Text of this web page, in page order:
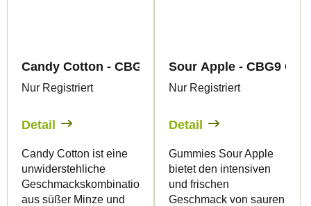
Candy Cotton - CBG9 Gummies - Canapuff
Nur Registriert
Detail
Candy Cotton ist eine
unwiderstehliche
Geschmackskombination
aus süßer Minze und
Sour Apple - CBG9
Nur Registriert
Detail
Gummies Sour Apple
bietet den intensiven
und frischen
Geschmack von sauren